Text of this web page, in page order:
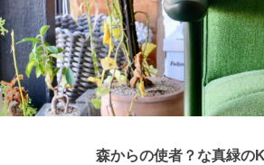
森からの使者？な真緑の